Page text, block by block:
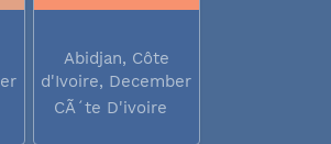
Abidjan, Côte
d'Ivoire, December
2017
CÃ´te D'ivoire